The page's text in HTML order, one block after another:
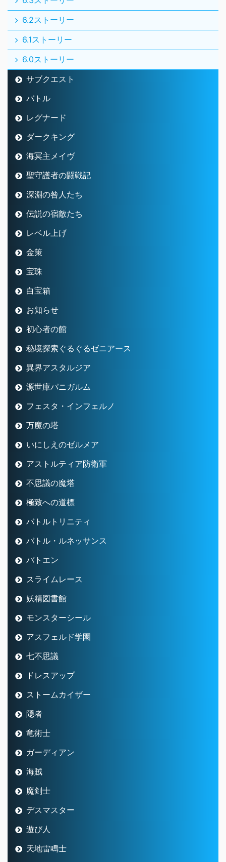
6.2ストーリー
6.1ストーリー
6.0ストーリー
サブクエスト
バトル
レグナード
ダークキング
海冥主メイヴ
聖守護者の闘戦記
深淵の咎人たち
伝説の宿敵たち
レベル上げ
金策
宝珠
白宝箱
お知らせ
初心者の館
秘境探索ぐるぐるゼニアース
異界アスタルジア
源世庫パニガルム
フェスタ・インフェルノ
万魔の塔
いにしえのゼルメア
アストルティア防衛軍
不思議の魔塔
極致への道標
バトルトリニティ
バトル・ルネッサンス
バトエン
スライムレース
妖精図書館
モンスターシール
アスフェルド学園
七不思議
ドレスアップ
ストームカイザー
隠者
竜術士
ガーディアン
海賊
魔剣士
デスマスター
遊び人
天地雷鳴士